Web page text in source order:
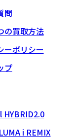
問
の買取方法
ーポリシー
プ
HYBRID2.0
i REMIX